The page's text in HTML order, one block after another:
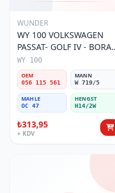
WUNDER
WY 100 VOLKSWAGEN
PASSAT- GOLF IV - BORA
056 115 561 Yağ Filtresi
WY 100
OEM
056 115 561
MANN
W 719/5
MAHLE
OC 47
HENGST
H14/2W
₺313,95
+ KDV